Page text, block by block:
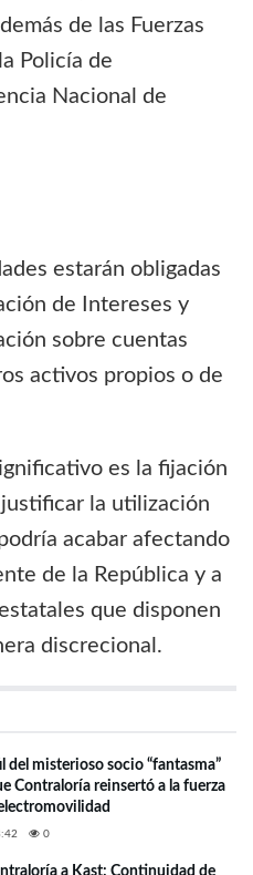
de las Fuerzas
Policía de
Nacional de
estarán obligadas
de Intereses y
sobre cuentas
activos propios o de
es la fijación
la utilización
acabar afectando
de la República y a
que disponen
discrecional.
del misterioso socio “fantasma”
Contraloría reinsertó a la fuerza
0
a Kast: Continuidad de